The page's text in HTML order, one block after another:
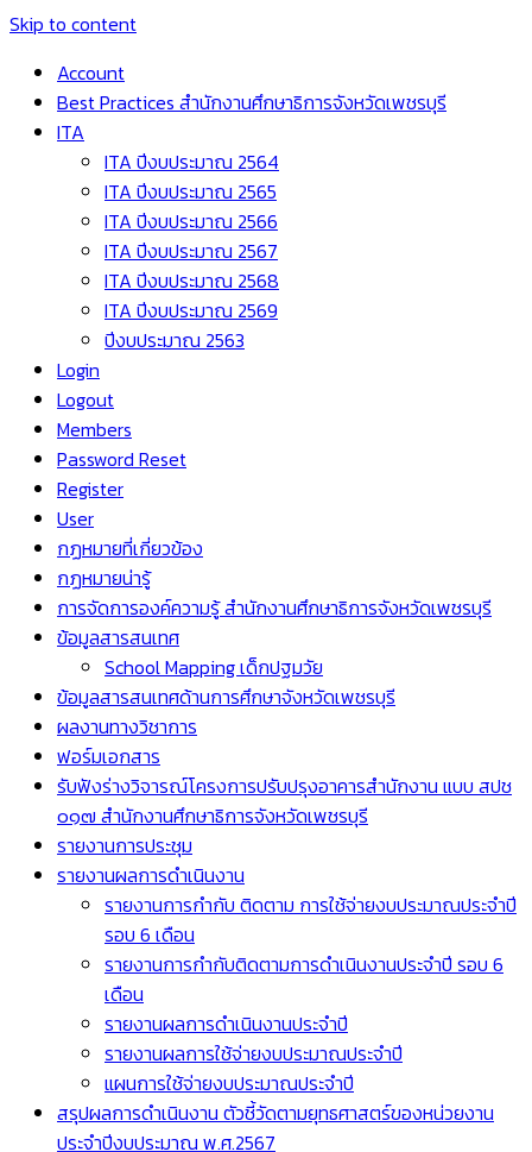
Skip to content
Account
Best Practices สำนักงานศึกษาธิการจังหวัดเพชรบุรี
ITA
ITA ปีงบประมาณ 2564
ITA ปีงบประมาณ 2565
ITA ปีงบประมาณ 2566
ITA ปีงบประมาณ 2567
ITA ปีงบประมาณ 2568
ITA ปีงบประมาณ 2569
ปีงบประมาณ 2563
Login
Logout
Members
Password Reset
Register
User
กฏหมายที่เกี่ยวข้อง
กฏหมายน่ารู้
การจัดการองค์ความรู้ สำนักงานศึกษาธิการจังหวัดเพชรบุรี
ข้อมูลสารสนเทศ
School Mapping เด็กปฐมวัย
ข้อมูลสารสนเทศด้านการศึกษาจังหวัดเพชรบุรี
ผลงานทางวิชาการ
ฟอร์มเอกสาร
รับฟังร่างวิจารณ์โครงการปรับปรุงอาคารสำนักงาน แบบ สปช
๐๑๗ สำนักงานศึกษาธิการจังหวัดเพชรบุรี
รายงานการประชุม
รายงานผลการดำเนินงาน
รายงานการกำกับ ติดตาม การใช้จ่ายงบประมาณประจำปี
รอบ 6 เดือน
รายงานการกำกับติดตามการดำเนินงานประจำปี รอบ 6
เดือน
รายงานผลการดำเนินงานประจำปี
รายงานผลการใช้จ่ายงบประมาณประจำปี
แผนการใช้จ่ายงบประมาณประจำปี
สรุปผลการดำเนินงาน ตัวชี้วัดตามยุทธศาสตร์ของหน่วยงาน
ประจำปีงบประมาณ พ.ศ.2567